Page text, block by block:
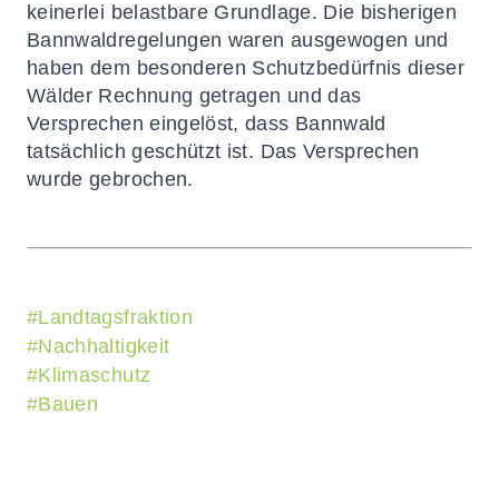
keinerlei belastbare Grundlage. Die bisherigen
Bannwaldregelungen waren ausgewogen und
haben dem besonderen Schutzbedürfnis dieser
Wälder Rechnung getragen und das
Versprechen eingelöst, dass Bannwald
tatsächlich geschützt ist. Das Versprechen
wurde gebrochen.
#Landtagsfraktion
#Nachhaltigkeit
#Klimaschutz
#Bauen